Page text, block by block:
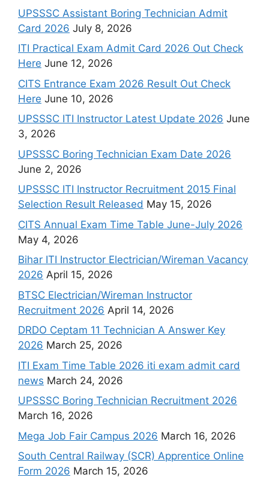
UPSSSC Assistant Boring Technician Admit
Card 2026 July 8, 2026
ITI Practical Exam Admit Card 2026 Out Check
Here June 12, 2026
CITS Entrance Exam 2026 Result Out Check
Here June 10, 2026
UPSSSC ITI Instructor Latest Update 2026 June
3, 2026
UPSSSC Boring Technician Exam Date 2026
June 2, 2026
UPSSSC ITI Instructor Recruitment 2015 Final
Selection Result Released May 15, 2026
CITS Annual Exam Time Table June-July 2026
May 4, 2026
Bihar ITI Instructor Electrician/Wireman Vacancy
2026 April 15, 2026
BTSC Electrician/Wireman Instructor
Recruitment 2026 April 14, 2026
DRDO Ceptam 11 Technician A Answer Key
2026 March 25, 2026
ITI Exam Time Table 2026 iti exam admit card
news March 24, 2026
UPSSSC Boring Technician Recruitment 2026
March 16, 2026
Mega Job Fair Campus 2026 March 16, 2026
South Central Railway (SCR) Apprentice Online
Form 2026 March 15, 2026